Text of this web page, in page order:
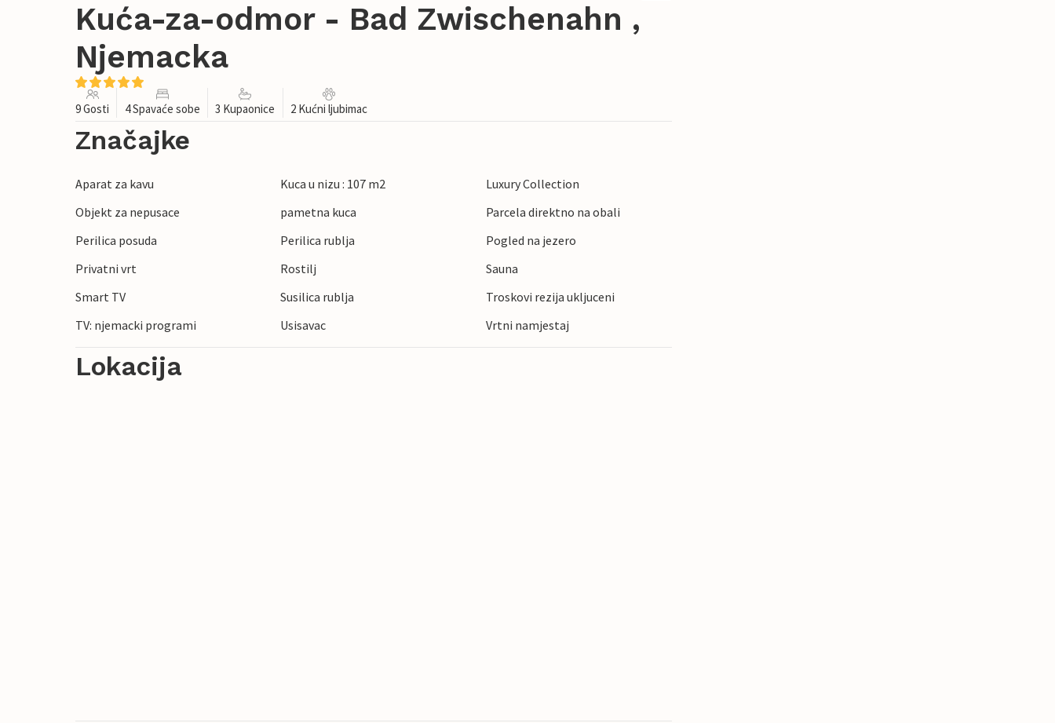
Kuća-za-odmor - Bad Zwischenahn ,
Njemacka
9 Gosti 4 Spavaće sobe 3 Kupaonice 2 Kućni ljubimac
Značajke
Aparat za kavu Kuca u nizu : 107 m2
Luxury Collection
Objekt za nepusace
pametna kuca
Parcela direktno na obali
Perilica posuda
Perilica rublja
Pogled na jezero
Privatni vrt
Rostilj
Sauna
Smart TV
Susilica rublja
Troskovi rezija ukljuceni
TV: njemacki programi
Usisavac Vrtni namjestaj
Lokacija